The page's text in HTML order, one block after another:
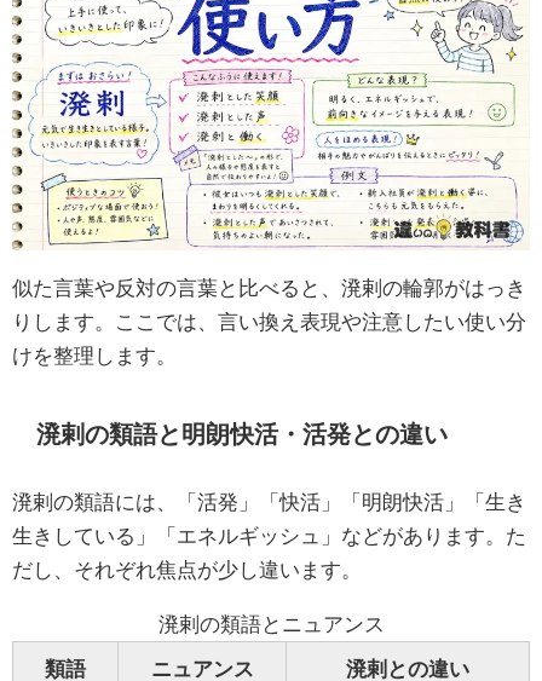
似た言葉や反対の言葉と比べると、溌剌の輪郭がはっき
りします。ここでは、言い換え表現や注意したい使い分
けを整理します。
溌剌の類語と明朗快活・活発との違い
溌剌の類語には、「活発」「快活」「明朗快活」「生き
生きしている」「エネルギッシュ」などがあります。た
だし、それぞれ焦点が少し違います。
溌剌の類語とニュアンス
類語 ニュアンス 溌剌との違い